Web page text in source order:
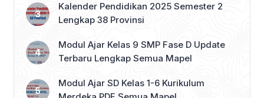
Kalender Pendidikan 2025 Semester 2
Lengkap 38 Provinsi
Modul Ajar Kelas 9 SMP Fase D Update
Terbaru Lengkap Semua Mapel
Modul Ajar SD Kelas 1-6 Kurikulum